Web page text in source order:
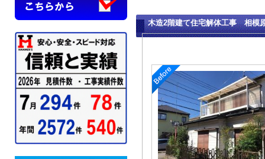
木造2階建て住宅解体工事 相模